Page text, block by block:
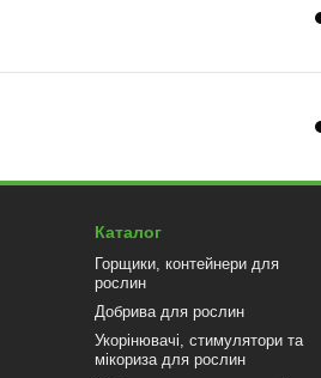
Каталог
Горщики, контейнери для
рослин
Добрива для рослин
Укорінювачі, стимулятори та
мікориза для рослин